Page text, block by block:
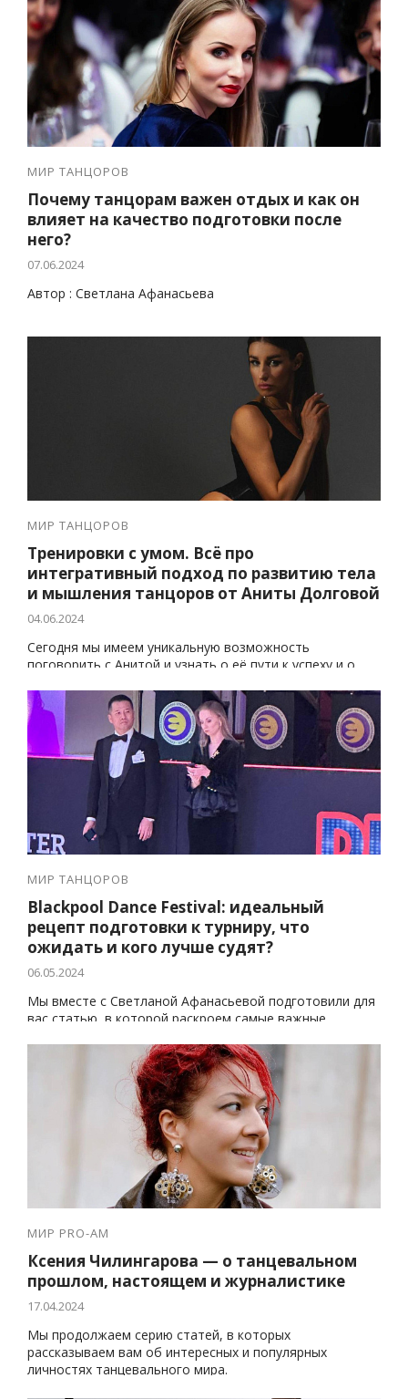
МИР ТАНЦОРОВ
Почему танцорам важен отдых и как он
влияет на качество подготовки после
него?
07.06.2024
Автор : Светлана Афанасьева
МИР ТАНЦОРОВ
Тренировки с умом. Всё про
интегративный подход по развитию тела
и мышления танцоров от Аниты Долговой
04.06.2024
Сегодня мы имеем уникальную возможность
поговорить с Анитой и узнать о её пути к успеху и о
МИР ТАНЦОРОВ
Blackpool Dance Festival: идеальный
рецепт подготовки к турниру, что
ожидать и кого лучше судят?
06.05.2024
Мы вместе с Светланой Афанасьевой подготовили для
вас статью, в которой раскроем самые важные
результат не только на Блэкпуле, но и на любых других
МИР PRO-AM
Ксения Чилингарова — о танцевальном
прошлом, настоящем и журналистике
17.04.2024
Мы продолжаем серию статей, в которых
рассказываем вам об интересных и популярных
личностях танцевального мира.